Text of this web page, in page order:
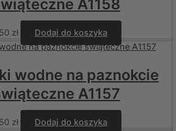
A1158
zł Dodaj do koszyka
wodne na paznokcie
A1157
zł Dodaj do koszyka